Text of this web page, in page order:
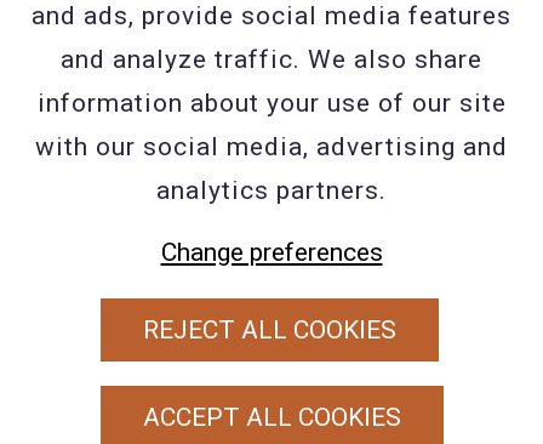
Contact
Contacteer ons
BE 0423 427 566 (0032
477601560
Wuytsbergen (HRT) 118, 2200
PRIVACY POLICY
COOKIEBELEID
and ads, provide social media features
and analyze traffic. We also share
information about your use of our site
with our social media, advertising and
analytics partners.
Change preferences
REJECT ALL COOKIES
ACCEPT ALL COOKIES